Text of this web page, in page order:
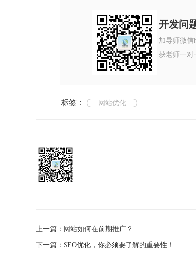
开发问
加导师微信
获老师一对
标签： 网站优化
上一篇：网站如何在前期推广？
下一篇：SEO优化，你必须要了解的重要性！